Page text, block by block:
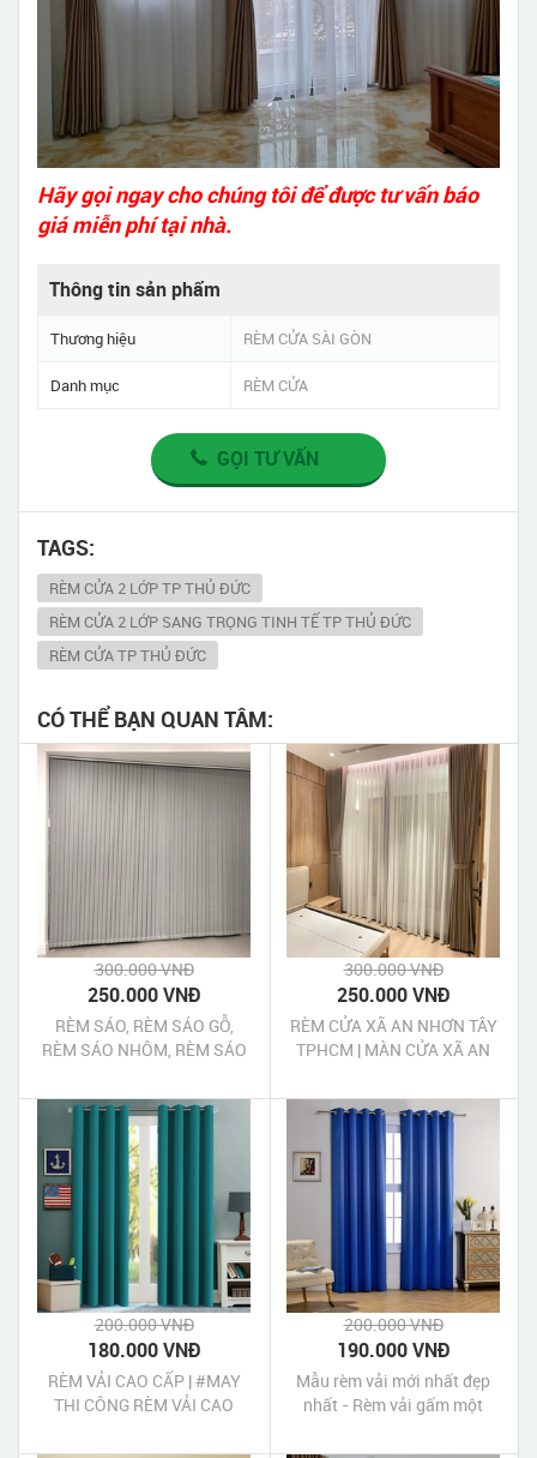
Hãy gọi ngay cho chúng tôi để được tư vấn báo
giá miễn phí tại nhà.
Thông tin sản phẩm
Thương hiệu RÈM CỬA SÀI GÒN
Danh mục RÈM CỬA
GỌI TƯ VẤN
TAGS:
RÈM CỬA 2 LỚP TP THỦ ĐỨC
RÈM CỬA 2 LỚP SANG TRỌNG TINH TẾ TP THỦ ĐỨC
RÈM CỬA TP THỦ ĐỨC
CÓ THỂ BẠN QUAN TÂM:
300.000 VNĐ
250.000 VNĐ
RÈM SÁO, RÈM SÁO GỖ,
RÈM SÁO NHÔM, RÈM SÁO
300.000 VNĐ
250.000 VNĐ
RÈM CỬA XÃ AN NHƠN TÂY
TPHCM | MÀN CỬA XÃ AN
200.000 VNĐ
180.000 VNĐ
RÈM VẢI CAO CẤP | #MAY
THI CÔNG RÈM VẢI CAO
200.000 VNĐ
190.000 VNĐ
Mẫu rèm vải mới nhất đẹp
nhất - Rèm vải gấm một
tại TP HCM